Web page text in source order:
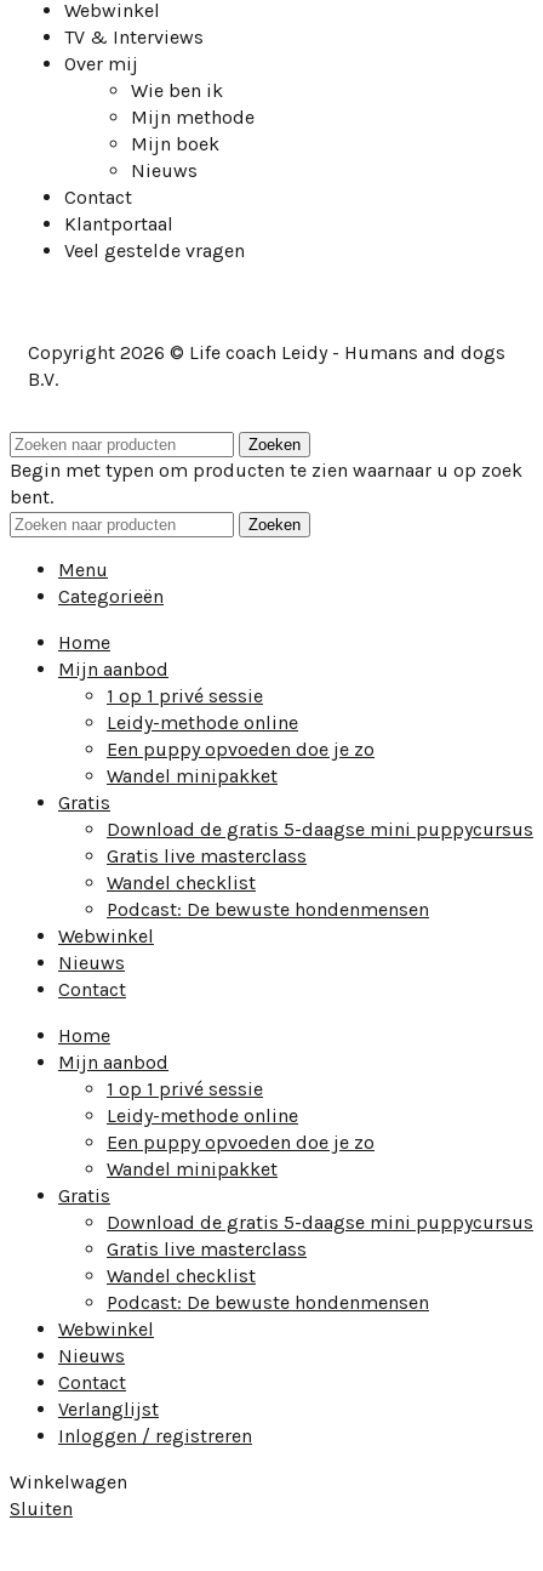
Webwinkel
TV & Interviews
Over mij
Wie ben ik
Mijn methode
Mijn boek
Nieuws
Contact
Klantportaal
Veel gestelde vragen
Copyright 2026 © Life coach Leidy - Humans and dogs
B.V.
Zoeken
Begin met typen om producten te zien waarnaar u op zoek
bent.
Zoeken
Menu
Categorieën
Home
Mijn aanbod
1 op 1 privé sessie
Leidy-methode online
Een puppy opvoeden doe je zo
Wandel minipakket
Gratis
Download de gratis 5-daagse mini puppycursus
Gratis live masterclass
Wandel checklist
Podcast: De bewuste hondenmensen
Webwinkel
Nieuws
Contact
Home
Mijn aanbod
1 op 1 privé sessie
Leidy-methode online
Een puppy opvoeden doe je zo
Wandel minipakket
Gratis
Download de gratis 5-daagse mini puppycursus
Gratis live masterclass
Wandel checklist
Podcast: De bewuste hondenmensen
Webwinkel
Nieuws
Contact
Verlanglijst
Inloggen / registreren
Winkelwagen
Sluiten